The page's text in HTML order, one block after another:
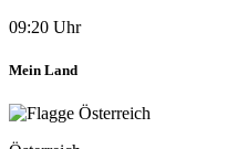
09:20 Uhr
Mein Land